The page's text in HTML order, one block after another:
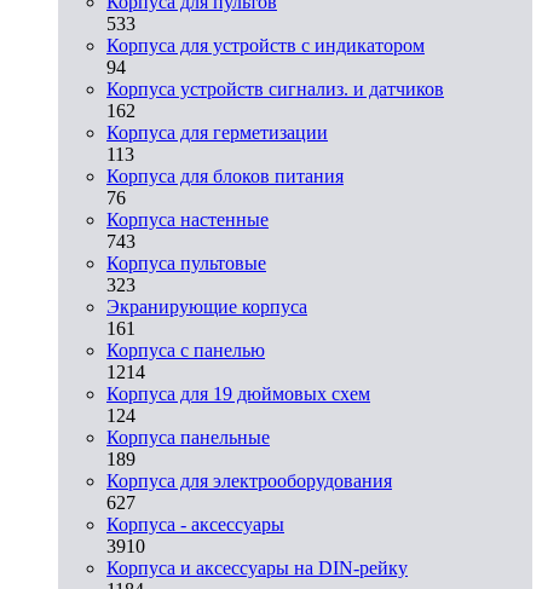
533
Корпуса для устройств с индикатором
94
Корпуса устройств сигнализ. и датчиков
162
Корпуса для герметизации
113
Корпуса для блоков питания
76
Корпуса настенные
743
Корпуса пультовые
323
Экранирующие корпуса
161
Корпуса с панелью
1214
Корпуса для 19 дюймовых схем
124
Корпуса панельные
189
Корпуса для электрооборудования
627
Корпуса - аксессуары
3910
Корпуса и аксессуары на DIN-рейку